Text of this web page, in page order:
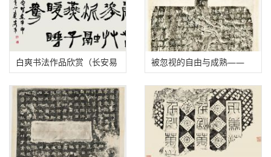
点，隶书的点画，不管大、小、方、圆、长、短，在
书写时，都不应当一个点来对待而随笔一点.实际上隶书中